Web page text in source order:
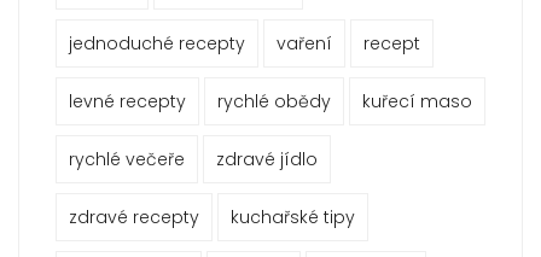
jednoduché recepty vaření recept
levné recepty rychlé obědy kuřecí maso
rychlé večeře zdravé jídlo
zdravé recepty kuchařské tipy